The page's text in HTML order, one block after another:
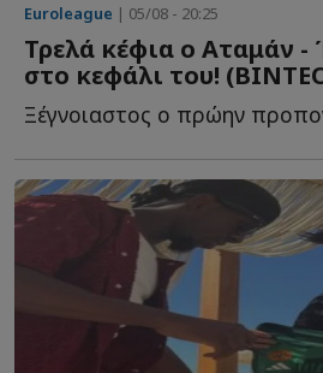
Euroleague | 05/08 - 20:25
Τρελά κέφια ο Αταμάν
στο κεφάλι του!